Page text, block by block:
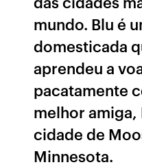
mundo. Blu é
domesticada
aprendeu a
pacatamente
melhor amiga,
cidade de
Minnesota.